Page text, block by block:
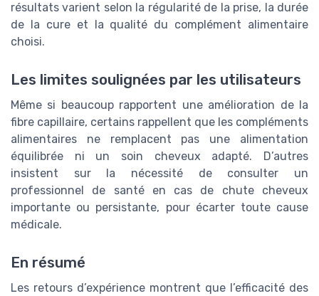
résultats varient selon la régularité de la prise, la durée
de la cure et la qualité du complément alimentaire
choisi.
Les limites soulignées par les utilisateurs
Même si beaucoup rapportent une amélioration de la
fibre capillaire, certains rappellent que les compléments
alimentaires ne remplacent pas une alimentation
équilibrée ni un soin cheveux adapté. D’autres
insistent sur la nécessité de consulter un
professionnel de santé en cas de chute cheveux
importante ou persistante, pour écarter toute cause
médicale.
En résumé
Les retours d’expérience montrent que l’efficacité des